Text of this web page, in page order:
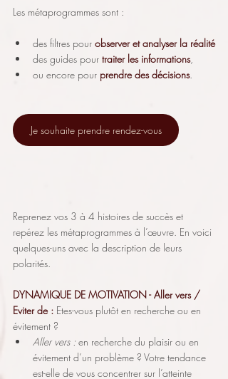
Les métaprogrammes sont :
des filtres pour observer et analyser la réalité
des guides pour traiter les informations,
ou encore pour prendre des décisions.
Je souhaite prendre rendez-vous
Reprenez vos 3 à 4 histoires de succès et
repérez les métaprogrammes à l’œuvre. En voici
quelques-uns avec la description de leurs
polarités.
DYNAMIQUE DE MOTIVATION- Aller vers /
Eviter de : Etes-vous plutôt en recherche ou en
évitement ?
Aller vers : en recherche du plaisir ou en
évitement d’un problème ? Votre tendance
est-elle de vous concentrer sur l’atteinte